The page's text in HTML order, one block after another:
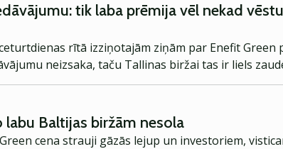
tik laba prēmija vēl nekad
rītā izziņotajām ziņām par Enefit Green
neizsaka, taču Tallinas biržai tas ir liels
Baltijas biržām nesola
cena strauji gāzās lejup un investoriem,